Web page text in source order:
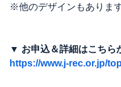
※他のデザインもありま
▼ お申込＆詳細はこちら
https://www.j-rec.or.jp/